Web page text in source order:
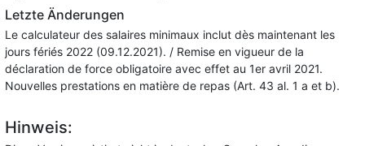
Letzte Änderungen
Le calculateur des salaires minimaux inclut dès maintenant les
jours fériés 2022 (09.12.2021). / Remise en vigueur de la
déclaration de force obligatoire avec effet au 1er avril 2021.
Nouvelles prestations en matière de repas (Art. 43 al. 1 a et b).
Hinweis: